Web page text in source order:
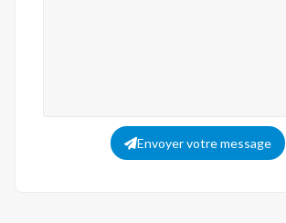
Envoyer votre message